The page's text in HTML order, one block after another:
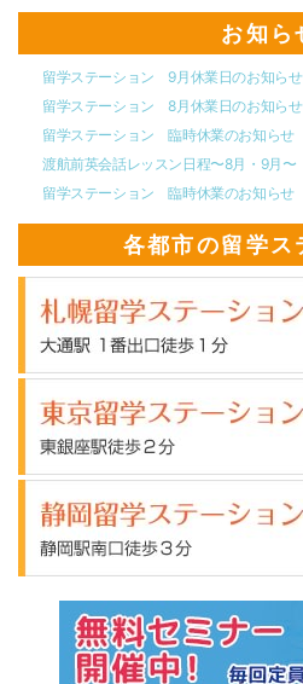
お知ら
留学ステーション 9月休業日のお知らせ
留学ステーション 8月休業日のお知らせ
留学ステーション 臨時休業のお知らせ
渡航前英会話レッスン日程〜8月・9月〜
留学ステーション 臨時休業のお知らせ
各都市の留学ス